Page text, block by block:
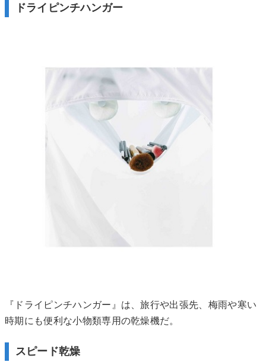
ドライピンチハンガー
『ドライピンチハンガー』は、旅行や出張先、梅雨や寒い
時期にも便利な小物類専用の乾燥機だ。
スピード乾燥